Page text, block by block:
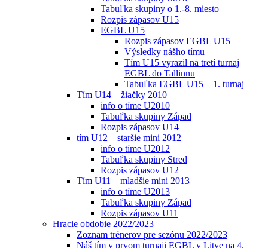
Tabuľka skupiny o 1.-8. miesto
Rozpis zápasov U15
EGBL U15
Rozpis zápasov EGBL U15
Výsledky nášho tímu
Tím U15 vyrazil na tretí turnaj
EGBL do Tallinnu
Tabuľka EGBL U15 – 1. turnaj
Tím U14 – žiačky 2010
info o tíme U2010
Tabuľka skupiny Západ
Rozpis zápasov U14
tím U12 – staršie mini 2012
info o tíme U2012
Tabuľka skupiny Stred
Rozpis zápasov U12
Tím U11 – mladšie mini 2013
info o tíme U2013
Tabuľka skupiny Západ
Rozpis zápasov U11
Hracie obdobie 2022/2023
Zoznam trénerov pre sezónu 2022/2023
Náš tím v prvom turnaji EGBL v Litve na 4.